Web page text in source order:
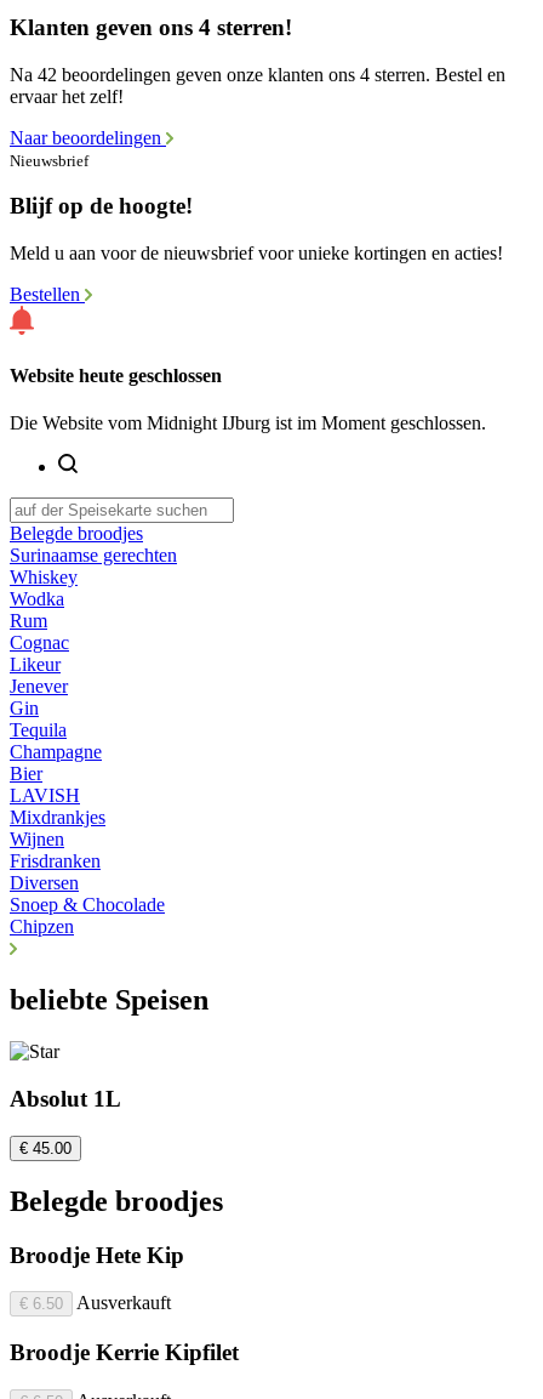
Klanten geven ons 4 sterren!
Na 42 beoordelingen geven onze klanten ons 4 sterren. Bestel en
ervaar het zelf!
Naar beoordelingen
Nieuwsbrief
Blijf op de hoogte!
Meld u aan voor de nieuwsbrief voor unieke kortingen en acties!
Bestellen
Website heute geschlossen
Die Website vom Midnight IJburg ist im Moment geschlossen.
Belegde broodjes
Surinaamse gerechten
Whiskey
Wodka
Rum
Cognac
Likeur
Jenever
Gin
Tequila
Champagne
Bier
LAVISH
Mixdrankjes
Wijnen
Frisdranken
Diversen
Snoep & Chocolade
Chipzen
beliebte Speisen
Absolut 1L
€ 45.00
Belegde broodjes
Broodje Hete Kip
€ 6.50 Ausverkauft
Broodje Kerrie Kipfilet